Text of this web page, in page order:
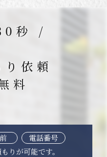
秒 /
依頼
料
電話番号
りが可能です。